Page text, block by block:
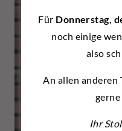
Für Donnerstag,
noch einige
also
An allen anderen
Ihr